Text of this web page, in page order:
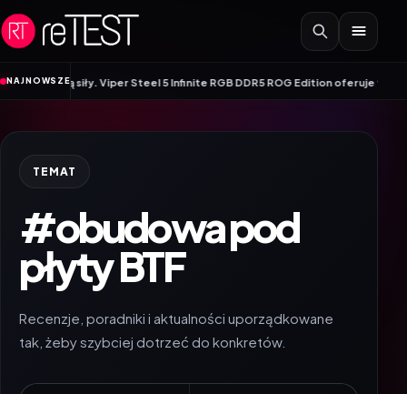
Przejdź do treści
NAJNOWSZE
siły. Viper Steel 5 Infinite RGB DDR5 ROG Edition oferuje taktowanie
TEMAT
#obudowa pod
płyty BTF
Recenzje, poradniki i aktualności uporządkowane
tak, żeby szybciej dotrzeć do konkretów.